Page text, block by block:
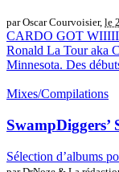
par Oscar Courvoisier, le
CARDO GOT
Ronald La Tour aka
Minnesota. Des
Mixes/Compilations
SwampDiggers’
Sélection d’albums